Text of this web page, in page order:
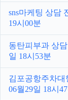
sns마케팅 상담
19시00분
동탄피부과 상
일 18시53분
김포공항주차대
06월29일 18시